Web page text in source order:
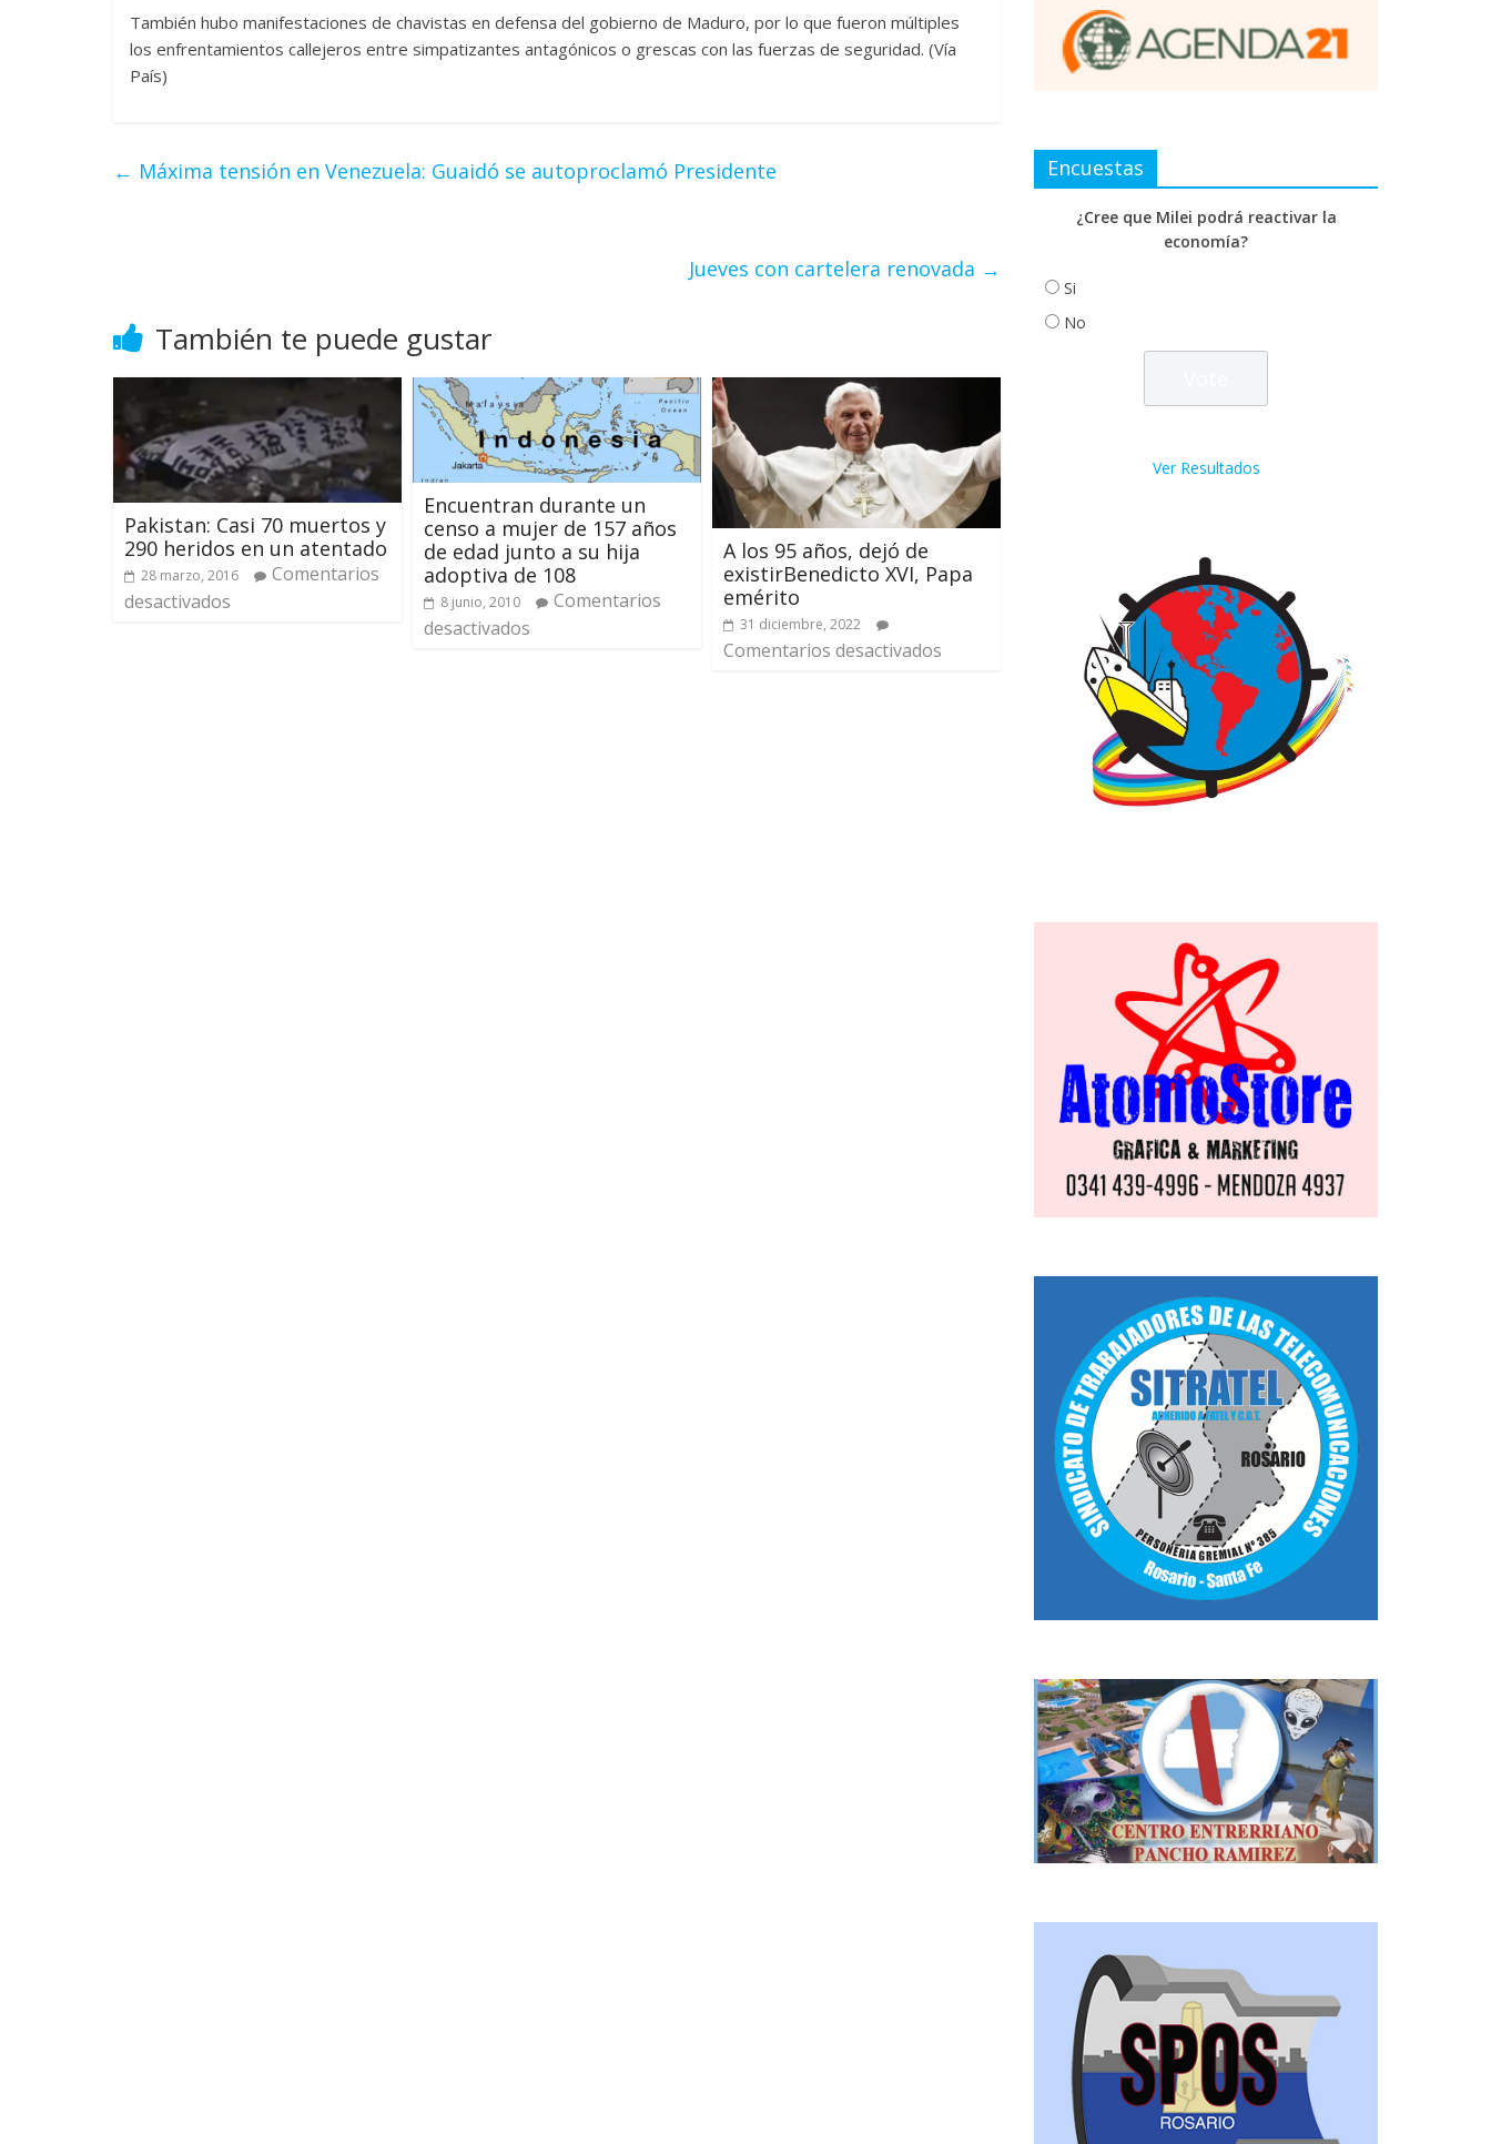
También hubo manifestaciones de chavistas en defensa del gobierno de Maduro, por lo que fueron múltiples
los enfrentamientos callejeros entre simpatizantes antagónicos o grescas con las fuerzas de seguridad. (Vía
País)
← Máxima tensión en Venezuela: Guaidó se autoproclamó Presidente
Jueves con cartelera renovada →
También te puede gustar
Pakistan: Casi 70 muertos y
290 heridos en un atentado
28 marzo, 2016
Comentarios
desactivados
Encuentran durante un
censo a mujer de 157 años
de edad junto a su hija
adoptiva de 108
8 junio, 2010
Comentarios
desactivados
A los 95 años, dejó de
existirBenedicto XVI, Papa
emérito
31 diciembre, 2022
Comentarios desactivados
Encuestas
¿Cree que Milei podrá reactivar la
economía?
Si
No
Ver Resultados